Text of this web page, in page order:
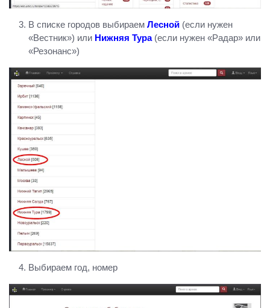
В списке городов выбираем Лесной (если нужен
«Вестник») или Нижняя Тура (если нужен «Радар» или
«Резонанс»)
Выбираем год, номер